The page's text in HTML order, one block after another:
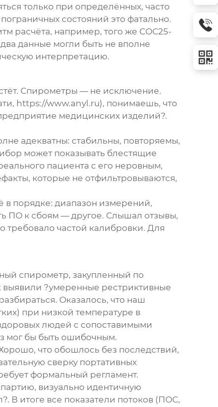
только при определённых, часто
состояний это фатально.
расчёта, например, того же СОС25-
данные могли быть не вполне
интерпретацию.
Спирометры — не исключение.
https://www.anyl.ru), понимаешь, что
медицинских изделий?.
адекватны: стабильны, повторяемы,
может показывать блестящие
пациента с его неровным,
которые не отфильтровываются,
в порядке: диапазон измерений,
ПО к сбоям — другое. Слышал отзывы,
требовало частой калибровки. Для
спирометр, закупленный по
выявили ?умеренные рестриктивные
Оказалось, что наш
при низкой температуре в
людей с сопоставимыми
мог бы быть ошибочным.
что обошлось без последствий,
сверку портативных
формальный регламент.
визуально идентичную
В итоге все показатели потоков (ПОС,